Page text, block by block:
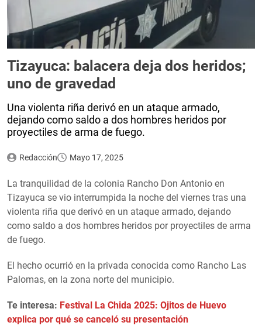
Tizayuca: balacera deja dos heridos;
uno de gravedad
Una violenta riña derivó en un ataque armado,
dejando como saldo a dos hombres heridos por
proyectiles de arma de fuego.
Redacción Mayo 17, 2025
La tranquilidad de la colonia Rancho Don Antonio en
Tizayuca se vio interrumpida la noche del viernes tras una
violenta riña que derivó en un ataque armado, dejando
como saldo a dos hombres heridos por proyectiles de arma
de fuego.
El hecho ocurrió en la privada conocida como Rancho Las
Palomas, en la zona norte del municipio.
Te interesa: Festival La Chida 2025: Ojitos de Huevo
explica por qué se canceló su presentación